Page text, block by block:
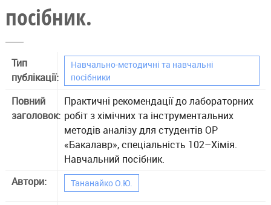
посібник.
Тип
публікації:
Навчально-методичні та навчальні
посібники
Повний
заголовок:
Практичні рекомендації до лабораторних
робіт з хімічних та інструментальних
методів аналізу для студентів ОР
«Бакалавр», спеціальність 102–Хімія.
Навчальний посібник.
Автори:
Тананайко О.Ю.